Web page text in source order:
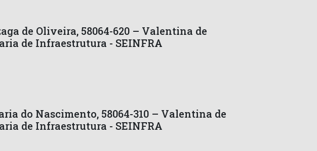
de Oliveira, 58064-620 – Valentina de
de Infraestrutura - SEINFRA
do Nascimento, 58064-310 – Valentina de
de Infraestrutura - SEINFRA